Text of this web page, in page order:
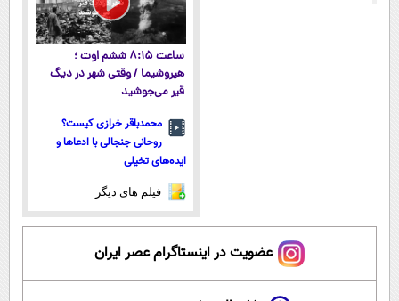
ساعت ۸:۱۵ ششم اوت ؛
هیروشیما / وقتی شهر در دیگ
قیر می‌جوشید
محمدباقر خرازی کیست؟
روحانی جنجالی با ادعاها و
ایده‌های تخیلی
فیلم های دیگر
عضویت در اینستاگرام عصر ایران